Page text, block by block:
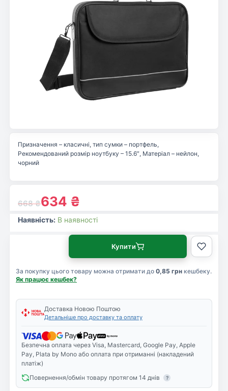
668₴634 ₴
Призначення – класичні, тип сумки – портфель,
Рекомендований розмір ноутбуку – 15.6″, Матеріал – нейлон,
чорний
Наявність: В наявності
За покупку цього товару можна отримати до 0,85 грн кешбеку.
Як працює кешбек?
Купити
Доставка Новою Поштою
Детальніше про доставку та оплату
Безпечна оплата через Visa, Mastercard, Google Pay, Apple
Pay, Plata by Mono або оплата при отриманні (накладений
платіж)
Повернення/обмін товару протягом 14 днів
?